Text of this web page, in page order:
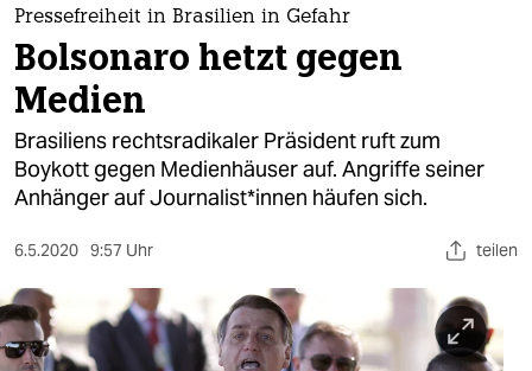
themen
politik
öko
gesellschaft
sport
berlin
Pressefreiheit in Brasilien in Gefahr
Bolsonaro hetzt gegen
Medien
Brasiliens rechtsradikaler Präsident ruft zum
Boykott gegen Medienhäuser auf. Angriffe seiner
Anhänger auf Journalist*innen häufen sich.
6.5.2020 9:57 Uhr teilen